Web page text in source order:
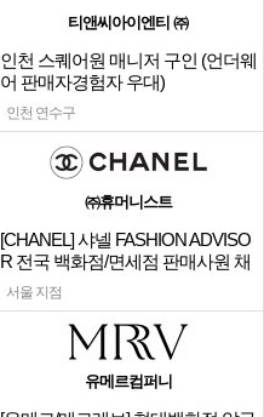
티앤씨아이엔티 ㈜
인천 스퀘어원 매니저 구인 (언더웨
어 판매자경험자 우대)
인천 연수구
㈜휴머니스트
[CHANEL] 샤넬 FASHION ADVISO
R 전국 백화점/면세점 판매사원 채
용
서울 지점
유메르컴퍼니